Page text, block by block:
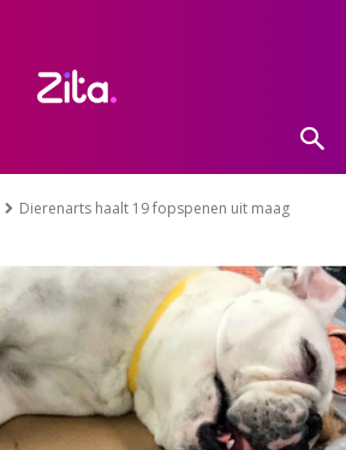
Dierenarts haalt 19 fopspenen uit maag